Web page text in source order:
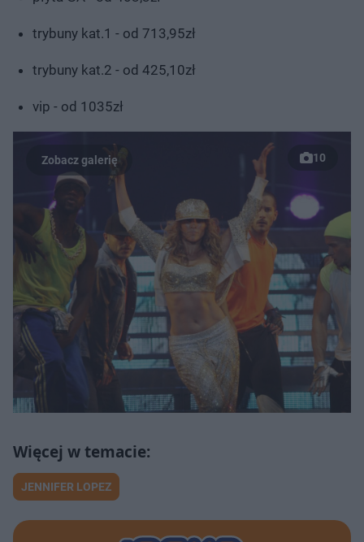
trybuny kat.1 - od 713,95zł
trybuny kat.2 - od 425,10zł
vip - od 1035zł
10
JENNIFER LOPEZ